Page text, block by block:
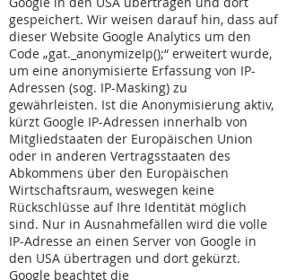
gespeichert. Wir weisen darauf hin, dass auf
dieser Website Google Analytics um den
Code „gat._anonymizeIp();“ erweitert wurde,
um eine anonymisierte Erfassung von IP-
Adressen (sog. IP-Masking) zu
gewährleisten. Ist die Anonymisierung aktiv,
kürzt Google IP-Adressen innerhalb von
Mitgliedstaaten der Europäischen Union
oder in anderen Vertragsstaaten des
Abkommens über den Europäischen
Wirtschaftsraum, weswegen keine
Rückschlüsse auf Ihre Identität möglich
sind. Nur in Ausnahmefällen wird die volle
IP-Adresse an einen Server von Google in
den USA übertragen und dort gekürzt.
Google beachtet die